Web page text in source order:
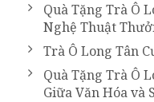
Quà Tặng Trà Ô
Nghệ Thuật
Trà Ô Long Tân
Quà Tặng Trà Ô
Giữa Văn Hóa và